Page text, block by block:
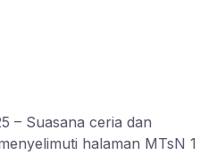
– Suasana ceria dan
halaman MTsN 1